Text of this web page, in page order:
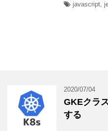
javascript,
2020/07/04
GKEクラ
する